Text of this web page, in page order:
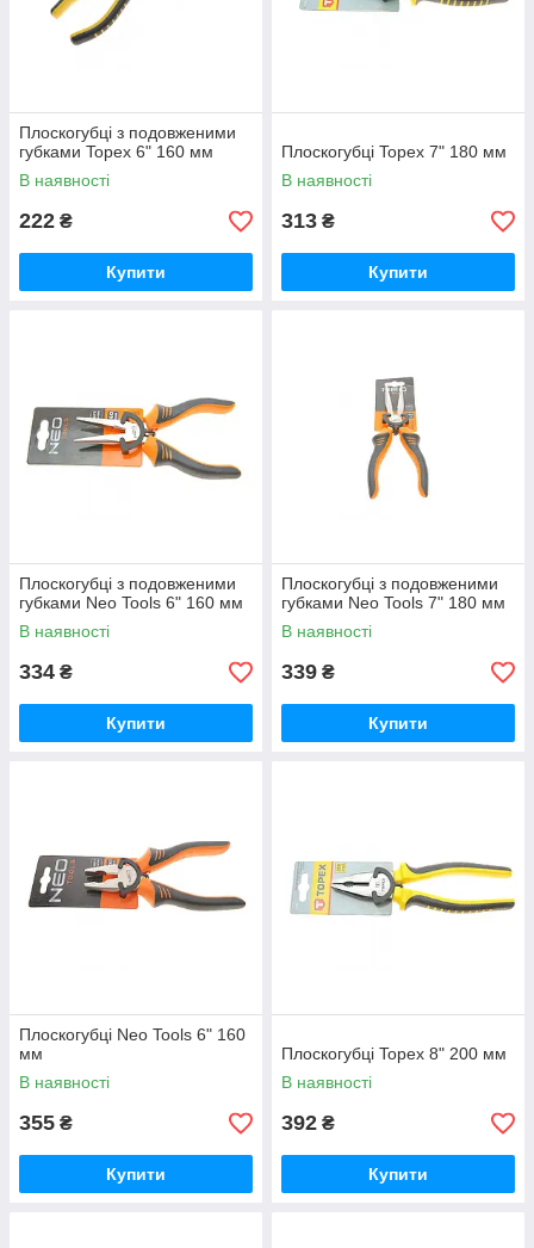
Плоскогубці з подовженими
губками Topex 6" 160 мм
В наявності
222 ₴
Купити
Плоскогубці Topex 7" 180 мм
В наявності
313 ₴
Купити
Плоскогубці з подовженими
губками Neo Tools 6" 160 мм
В наявності
334 ₴
Купити
Плоскогубці з подовженими
губками Neo Tools 7" 180 мм
В наявності
339 ₴
Купити
Плоскогубці Neo Tools 6" 160
мм
В наявності
355 ₴
Купити
Плоскогубці Topex 8" 200 мм
В наявності
392 ₴
Купити